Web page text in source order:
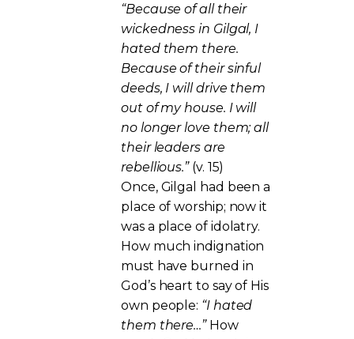
“Because of all their
wickedness in Gilgal, I
hated them there.
Because of their sinful
deeds, I will drive them
out of my house. I will
no longer love them; all
their leaders are
rebellious.”(v. 15)
Once, Gilgal had been a
place of worship; now it
was a place of idolatry.
How much indignation
must have burned in
God’s heart to say of His
own people: “I hated
them there…”How